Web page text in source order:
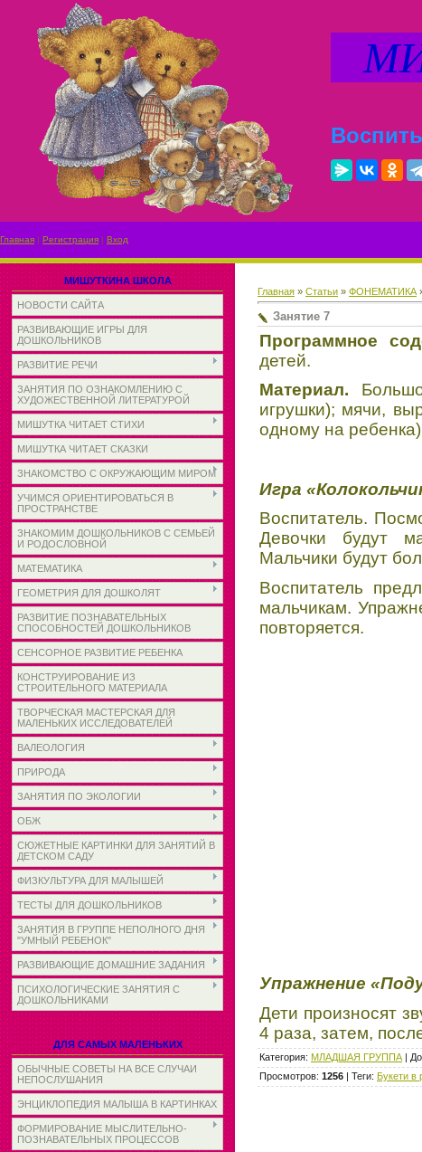
Главная | Регистрация | Вход
МИШУТКИНА ШКОЛА
НОВОСТИ САЙТА
РАЗВИВАЮЩИЕ ИГРЫ ДЛЯ
ДОШКОЛЬНИКОВ
РАЗВИТИЕ РЕЧИ
ЗАНЯТИЯ ПО ОЗНАКОМЛЕНИЮ С
ХУДОЖЕСТВЕННОЙ ЛИТЕРАТУРОЙ
МИШУТКА ЧИТАЕТ СТИХИ
МИШУТКА ЧИТАЕТ СКАЗКИ
ЗНАКОМСТВО С ОКРУЖАЮЩИМ МИРОМ
УЧИМСЯ ОРИЕНТИРОВАТЬСЯ В
ПРОСТРАНСТВЕ
ЗНАКОМИМ ДОШКОЛЬНИКОВ С СЕМЬЕЙ
И РОДОСЛОВНОЙ
МАТЕМАТИКА
ГЕОМЕТРИЯ ДЛЯ ДОШКОЛЯТ
РАЗВИТИЕ ПОЗНАВАТЕЛЬНЫХ
СПОСОБНОСТЕЙ ДОШКОЛЬНИКОВ
СЕНСОРНОЕ РАЗВИТИЕ РЕБЕНКА
КОНСТРУИРОВАНИЕ ИЗ
СТРОИТЕЛЬНОГО МАТЕРИАЛА
ТВОРЧЕСКАЯ МАСТЕРСКАЯ ДЛЯ
МАЛЕНЬКИХ ИССЛЕДОВАТЕЛЕЙ
ВАЛЕОЛОГИЯ
ПРИРОДА
ЗАНЯТИЯ ПО ЭКОЛОГИИ
ОБЖ
СЮЖЕТНЫЕ КАРТИНКИ ДЛЯ ЗАНЯТИЙ В
ДЕТСКОМ САДУ
ФИЗКУЛЬТУРА ДЛЯ МАЛЫШЕЙ
ТЕСТЫ ДЛЯ ДОШКОЛЬНИКОВ
ЗАНЯТИЯ В ГРУППЕ НЕПОЛНОГО ДНЯ
"УМНЫЙ РЕБЕНОК"
РАЗВИВАЮЩИЕ ДОМАШНИЕ ЗАДАНИЯ
ПСИХОЛОГИЧЕСКИЕ ЗАНЯТИЯ С
ДОШКОЛЬНИКАМИ
ДЛЯ САМЫХ МАЛЕНЬКИХ
ОБЫЧНЫЕ СОВЕТЫ НА ВСЕ СЛУЧАИ
НЕПОСЛУШАНИЯ
ЭНЦИКЛОПЕДИЯ МАЛЫША В КАРТИНКАХ
ФОРМИРОВАНИЕ МЫСЛИТЕЛЬНО-
ПОЗНАВАТЕЛЬНЫХ ПРОЦЕССОВ
Главная » Статьи » ФОНЕМАТИКА
Занятие 7
Программное
детей.
Материал.
игрушки); мячи,
одному на
Игра
Воспитатель.
Девочки будут
Мальчики будут
Воспитатель
мальчикам.
повторяется.
Упражнение
Дети произносят
4 раза, затем,
Категория: МЛАДШАЯ ГРУППА |
Просмотров: 1256 | Теги: Букети в